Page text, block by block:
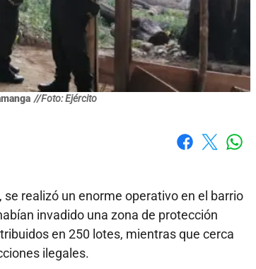
//Foto: Ejército
realizó un enorme operativo en el barrio
invadido una zona de protección
en 250 lotes, mientras que cerca
ilegales.